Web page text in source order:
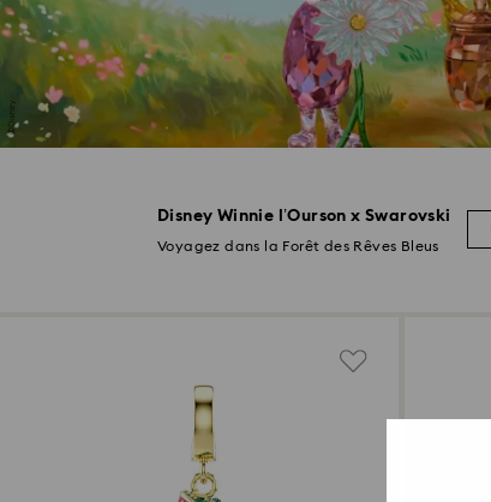
Disney Winnie l’Ourson x Swarovski
Voyagez dans la Forêt des Rêves Bleus